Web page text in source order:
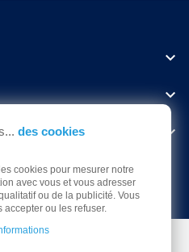



des cookies
cookies pour mesurer notre
avec vous et vous adresser
ou de la publicité. Vous
accepter ou les refuser.